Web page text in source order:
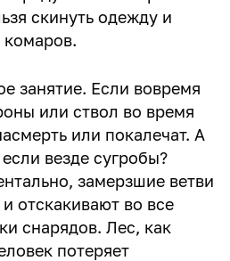
скинуть одежду и
комаров.
занятие. Если вовремя
или ствол во время
или покалечат. А
везде сугробы?
замерзшие ветви
отскакивают во все
снарядов. Лес, как
потеряет